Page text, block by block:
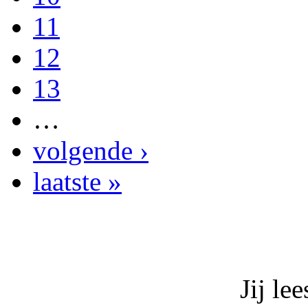
11
12
13
…
volgende ›
laatste »
Jij